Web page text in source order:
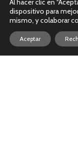
Al hacer clic en
dispositivo para
mismo, y colaborar
Aceptar